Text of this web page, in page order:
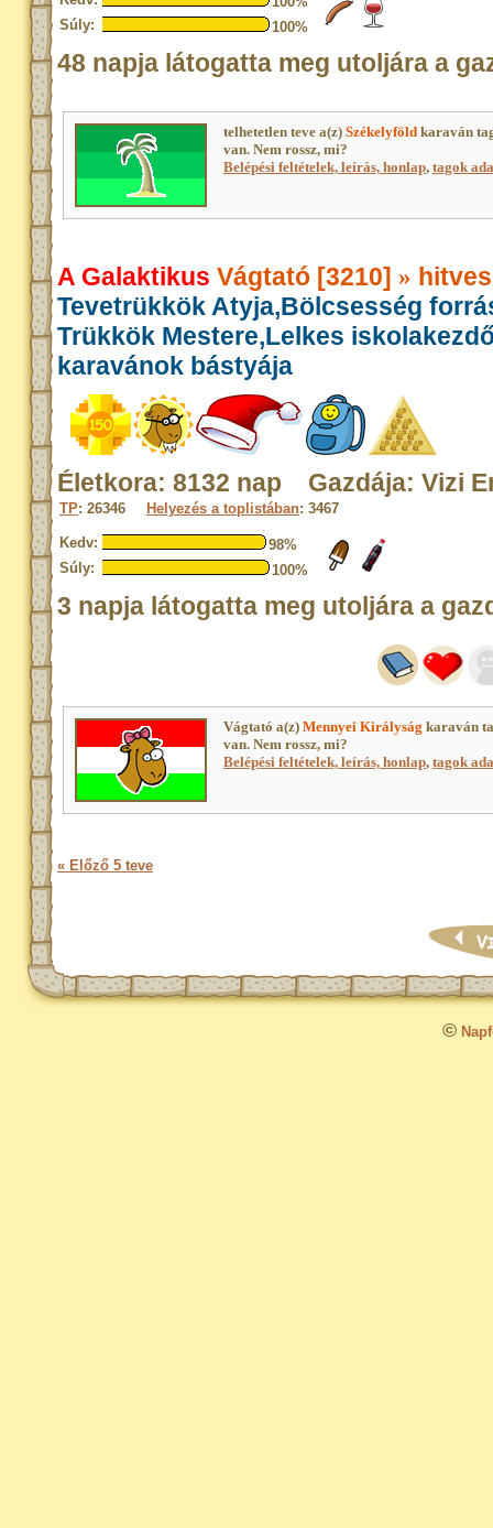
Súly:
100%
48 napja látogatta meg utoljára a
telhetetlen teve a(z) Székelyföld karaván
van. Nem rossz, mi?
Belépési feltételek, leírás, honlap, tagok
A Galaktikus Vágtató [3210] »
Tevetrükkök Atyja,Bölcsesség
Trükkök Mestere,Lelkes
karavánok bástyája
Életkora: 8132 nap Gazdája: Vizi
TP: 26346 Helyezés a toplistában: 3467
Kedv:
98%
Súly:
100%
3 napja látogatta meg utoljára a
Vágtató a(z) Mennyei Királyság karaván
van. Nem rossz, mi?
Belépési feltételek, leírás, honlap, tagok
« Előző 5 teve
©